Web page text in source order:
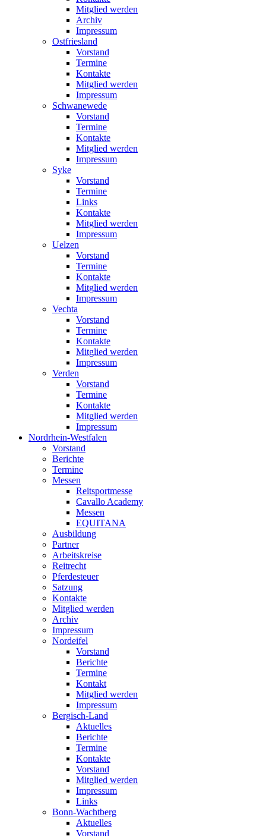
Mitglied werden
Archiv
Impressum
Ostfriesland
Vorstand
Termine
Kontakte
Mitglied werden
Impressum
Schwanewede
Vorstand
Termine
Kontakte
Mitglied werden
Impressum
Syke
Vorstand
Termine
Links
Kontakte
Mitglied werden
Impressum
Uelzen
Vorstand
Termine
Kontakte
Mitglied werden
Impressum
Vechta
Vorstand
Termine
Kontakte
Mitglied werden
Impressum
Verden
Vorstand
Termine
Kontakte
Mitglied werden
Impressum
Nordrhein-Westfalen
Vorstand
Berichte
Termine
Messen
Reitsportmesse
Cavallo Academy
Messen
EQUITANA
Ausbildung
Partner
Arbeitskreise
Reitrecht
Pferdesteuer
Satzung
Kontakte
Mitglied werden
Archiv
Impressum
Nordeifel
Vorstand
Berichte
Termine
Kontakt
Mitglied werden
Impressum
Bergisch-Land
Aktuelles
Berichte
Termine
Kontakte
Vorstand
Mitglied werden
Impressum
Links
Bonn-Wachtberg
Aktuelles
Vorstand